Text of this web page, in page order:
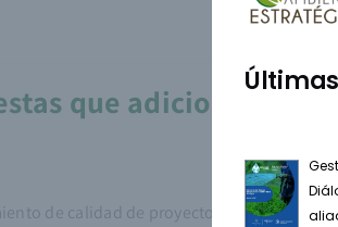
que adicionen valor
de calidad de proyectos ambientales y